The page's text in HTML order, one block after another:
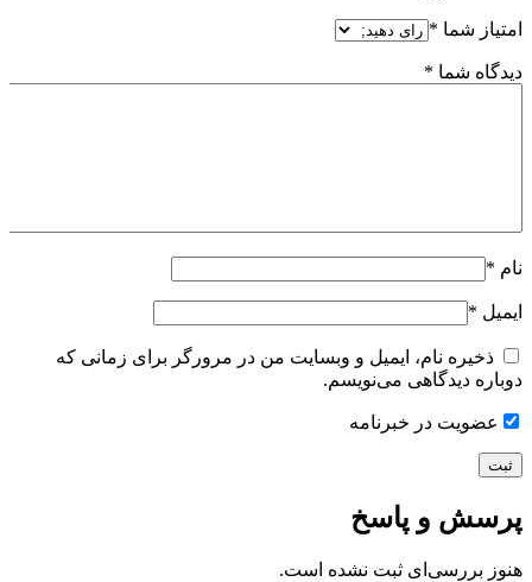
امتیاز شما *
دیدگاه شما *
نام *
ایمیل *
ذخیره نام، ایمیل و وبسایت من در مرورگر برای زمانی که
دوباره دیدگاهی می‌نویسم.
عضویت در خبرنامه
پرسش و پاسخ
هنوز بررسی‌ای ثبت نشده است.